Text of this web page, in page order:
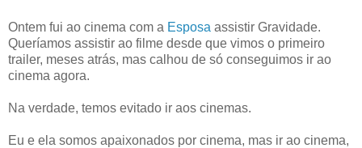
Ontem fui ao cinema com a Esposa assistir Gravidade.
Queríamos assistir ao filme desde que vimos o primeiro
trailer, meses atrás, mas calhou de só conseguimos ir ao
cinema agora.
Na verdade, temos evitado ir aos cinemas.
Eu e ela somos apaixonados por cinema, mas ir ao cinema,